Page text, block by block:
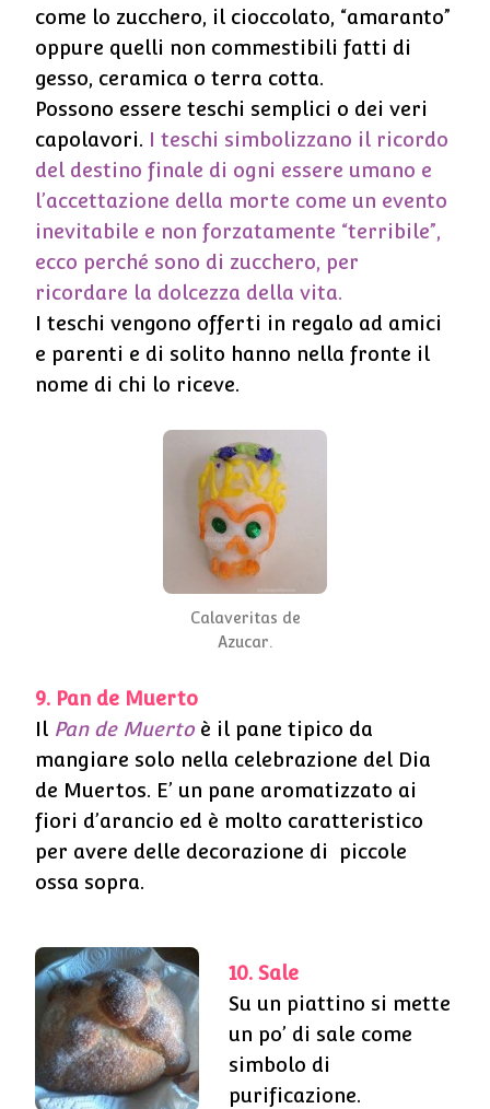
come lo zucchero, il cioccolato, “amaranto”
oppure quelli non commestibili fatti di
gesso, ceramica o terra cotta.
Possono essere teschi semplici o dei veri
capolavori. I teschi simbolizzano il ricordo
del destino finale di ogni essere umano e
l’accettazione della morte come un evento
inevitabile e non forzatamente “terribile”,
ecco perché sono di zucchero, per
ricordare la dolcezza della vita.
I teschi vengono offerti in regalo ad amici
e parenti e di solito hanno nella fronte il
nome di chi lo riceve.
Calaveritas de
Azucar.
9. Pan de Muerto
Il Pan de Muerto è il pane tipico da
mangiare solo nella celebrazione del Dia
de Muertos. E’ un pane aromatizzato ai
fiori d’arancio ed è molto caratteristico
per avere delle decorazione di piccole
ossa sopra.
10. Sale
Su un piattino si mette
un po’ di sale come
simbolo di
purificazione.